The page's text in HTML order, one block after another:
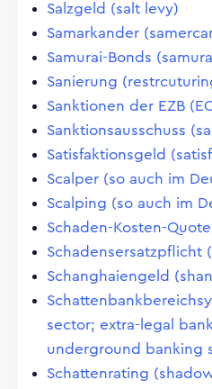
Salzgeld (salt levy)
Samarkander
Samurai-Bonds
Sanierung
Sanktionen der EZB
Sanktionsausschuss
Satisfaktionsgeld
Scalper (so auch im
Scalping (so auch im
Schaden-Kosten-
Schadensersatzpflicht
Schanghaiengeld
sector; extra-legal
underground banking
Schattenrating